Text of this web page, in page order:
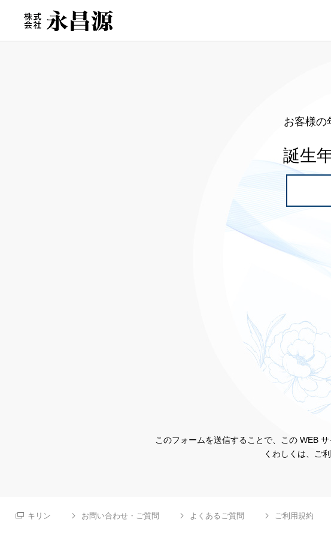
お客様の
誕生
このフォームを送信することで、この WEB
くわしくは、ご
キリン お問い合わせ・ご質問 よくあるご質問 ご利用規約